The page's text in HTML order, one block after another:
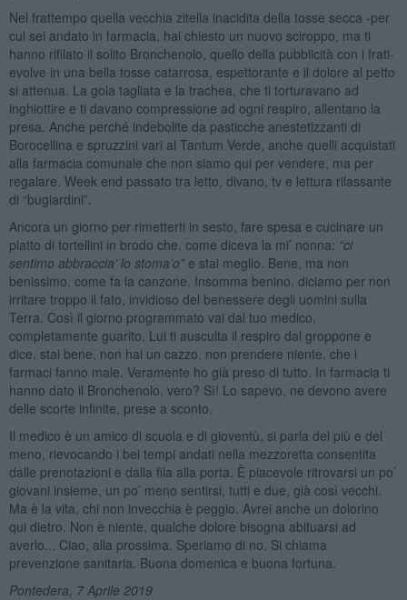
Nel frattempo quella vecchia zitella inacidita della tosse secca -per
cui sei andato in farmacia, hai chiesto un nuovo sciroppo, ma ti
hanno rifilato il solito Bronchenolo, quello della pubblicità con i frati-
evolve in una bella tosse catarrosa, espettorante e il dolore al petto
si attenua. La gola tagliata e la trachea, che ti torturavano ad
inghiottire e ti davano compressione ad ogni respiro, allentano la
presa. Anche perché indebolite da pasticche anestetizzanti di
Borocellina e spruzzini vari al Tantum Verde, anche quelli acquistati
alla farmacia comunale che non siamo qui per vendere, ma per
regalare. Week end passato tra letto, divano, tv e lettura rilassante
di “bugiardini”.
Ancora un giorno per rimetterti in sesto, fare spesa e cucinare un
piatto di tortellini in brodo che, come diceva la mi’ nonna: “ci
sentimo abbraccia’ lo stoma’o”e stai meglio. Bene, ma non
benissimo, come fa la canzone. Insomma benino, diciamo per non
irritare troppo il fato, invidioso del benessere degli uomini sulla
Terra. Così il giorno programmato vai dal tuo medico,
completamente guarito. Lui ti ausculta il respiro dal groppone e
dice, stai bene, non hai un cazzo, non prendere niente, che i
farmaci fanno male. Veramente ho già preso di tutto. In farmacia ti
hanno dato il Bronchenolo, vero? Sì! Lo sapevo, ne devono avere
delle scorte infinite, prese a sconto.
Il medico è un amico di scuola e di gioventù, si parla del più e del
meno, rievocando i bei tempi andati nella mezzoretta consentita
dalle prenotazioni e dalla fila alla porta. È piacevole ritrovarsi un po’
giovani insieme, un po’ meno sentirsi, tutti e due, già così vecchi.
Ma è la vita, chi non invecchia è peggio. Avrei anche un dolorino
qui dietro. Non è niente, qualche dolore bisogna abituarsi ad
averlo... Ciao, alla prossima. Speriamo di no. Si chiama
prevenzione sanitaria. Buona domenica e buona fortuna.
Pontedera, 7 Aprile 2019